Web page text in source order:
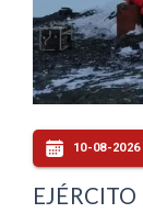
10-08-2026